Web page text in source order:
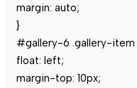
margin: auto;
}
#gallery-6 .gallery-item
float: left;
margin-top: 10px;